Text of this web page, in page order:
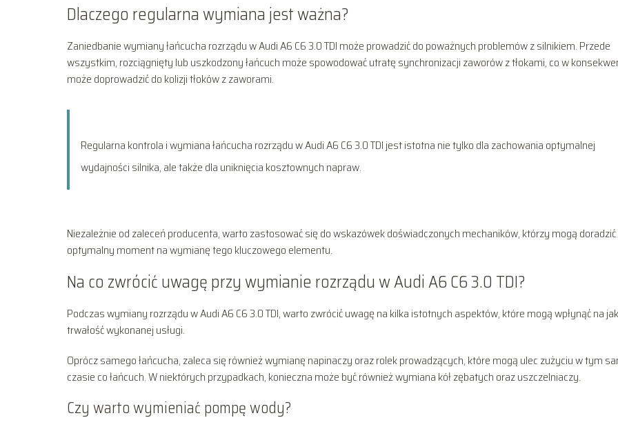
Dlaczego regularna wymiana jest ważna?
Zaniedbanie wymiany łańcucha rozrządu w Audi A6 C6 3.0 TDI może prowadzić do poważnych problemów z silnikiem. Przede
wszystkim, rozciągnięty lub uszkodzony łańcuch może spowodować utratę synchronizacji zaworów z tłokami, co w
może doprowadzić do kolizji tłoków z zaworami.
Regularna kontrola i wymiana łańcucha rozrządu w Audi A6 C6 3.0 TDI jest istotna nie tylko dla zachowania optymalnej
wydajności silnika, ale także dla uniknięcia kosztownych napraw.
Niezależnie od zaleceń producenta, warto zastosować się do wskazówek doświadczonych mechaników, którzy mogą doradzić
optymalny moment na wymianę tego kluczowego elementu.
Na co zwrócić uwagę przy wymianie rozrządu w Audi A6 C6 3.0 TDI?
Podczas wymiany rozrządu w Audi A6 C6 3.0 TDI, warto zwrócić uwagę na kilka istotnych aspektów, które mogą wpłynąć na
trwałość wykonanej usługi.
Oprócz samego łańcucha, zaleca się również wymianę napinaczy oraz rolek prowadzących, które mogą ulec zużyciu w tym
czasie co łańcuch. W niektórych przypadkach, konieczna może być również wymiana kół zębatych oraz uszczelniaczy.
Czy warto wymieniać pompę wody?